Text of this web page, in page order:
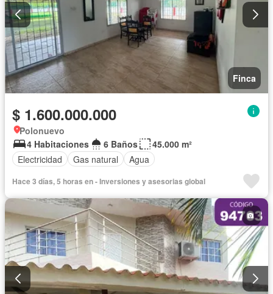
Finca
$ 1.600.000.000
Polonuevo
4 Habitaciones
6 Baños
45.000 m²
Electricidad
Gas natural Agua
Hace 3 días, 5 horas en - Inversiones y asesorias global